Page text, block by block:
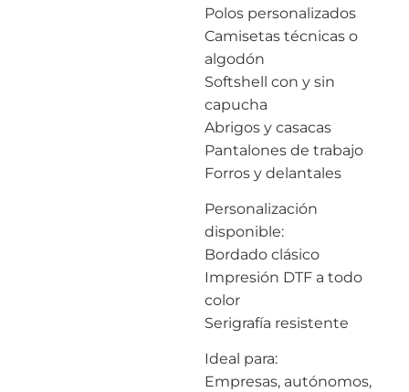
Polos personalizados
Camisetas técnicas o
algodón
Softshell con y sin
capucha
Abrigos y casacas
Pantalones de trabajo
Forros y delantales
Personalización
disponible:
Bordado clásico
Impresión DTF a todo
color
Serigrafía resistente
Ideal para:
Empresas, autónomos,